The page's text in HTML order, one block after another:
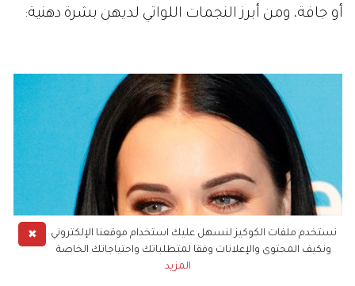
أو جافة، ومن أبرز النجمات اللواتي لديهن بشرة دهنية:
✖
نستخدم ملفات الكوكيز لنسهل عليك استخدام موقعنا الإلكتروني
ونكيف المحتوى والإعلانات وفقا لمتطلباتك واحتياجاتك الخاصة
المزيد